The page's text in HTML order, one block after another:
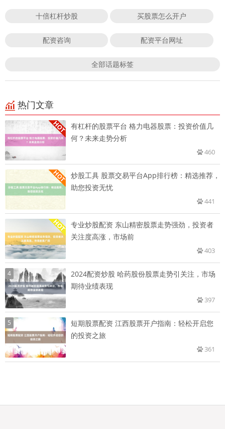
十倍杠杆炒股 买股票怎么开户
配资咨询 配资平台网址
全部话题标签
热门文章
有杠杆的股票平台 格力电器股票：投资价值几
何？未来走势分析
460
炒股工具 股票交易平台App排行榜：精选推荐，
助您投资无忧
441
专业炒股配资 东山精密股票走势强劲，投资者
关注度高涨，市场前
403
4
2024配资炒股 哈药股份股票走势引关注，市场
期待业绩表现
397
5
短期股票配资 江西股票开户指南：轻松开启您
的投资之旅
361